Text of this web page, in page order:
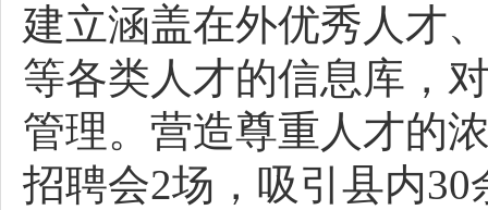
建立涵盖在外优秀人才
等各类人才的信息库，
管理。营造尊重人才的
招聘会2场，吸引县内